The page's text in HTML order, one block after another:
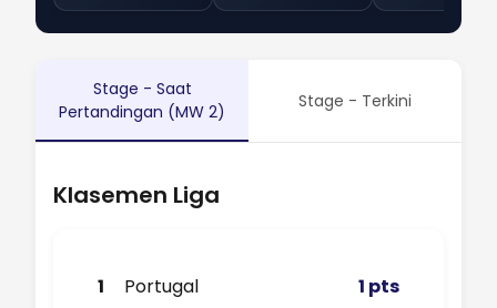
Stage - Saat
Pertandingan (MW 2)
Stage - Terkini
Klasemen Liga
1 Portugal 1 pts